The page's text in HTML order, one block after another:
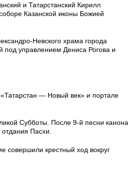
и Татарстанский Кирилл
Казанской иконы Божией
Невского храма города
под управлением Дениса Рогова и
— Новый век» и портале
Субботы. После 9-й песни канона
Пасхи.
совершили крестный ход вокруг